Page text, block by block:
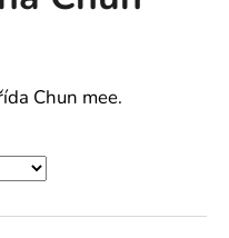
Chun mee.